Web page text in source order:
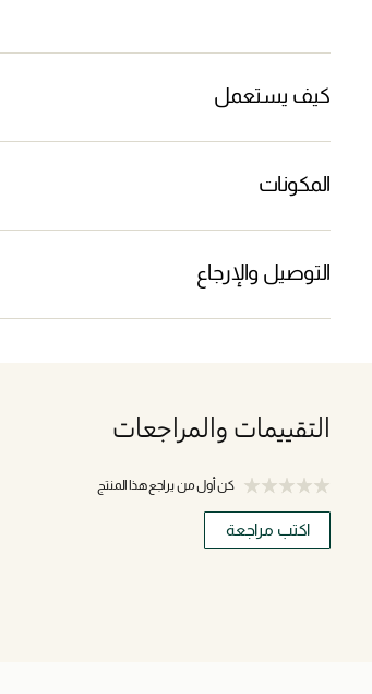
كيف يستعمل
المكونات
التوصيل والإرجاع
التقييمات والمراجعات
كن أول من يراجع هذا المنتج
اكتب مراجعة